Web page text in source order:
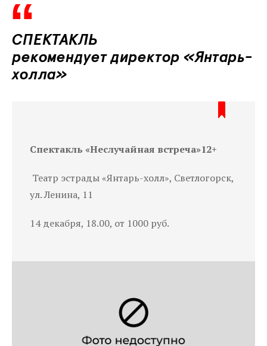
СПЕКТАКЛЬ
рекомендует директор «Янтарь-
холла»
Спектакль «Неслучайная встреча»12+
Театр эстрады «Янтарь-холл», Светлогорск,
ул. Ленина, 11
14 декабря, 18.00, от 1000 руб.